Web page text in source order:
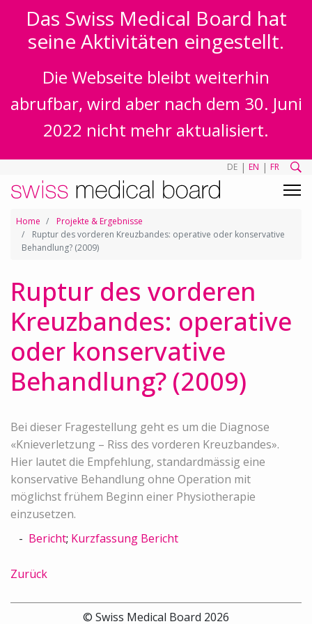
Das Swiss Medical Board hat
seine Aktivitäten eingestellt.
Die Webseite bleibt weiterhin
abrufbar, wird aber nach dem 30. Juni
2022 nicht mehr aktualisiert.
DE | EN | FR
Home
Projekte & Ergebnisse
Ruptur des vorderen Kreuzbandes: operative oder konservative
Behandlung? (2009)
Ruptur des vorderen
Kreuzbandes: operative
oder konservative
Behandlung? (2009)
Bei dieser Fragestellung geht es um die Diagnose
«Knieverletzung – Riss des vorderen Kreuzbandes».
Hier lautet die Empfehlung, standardmässig eine
konservative Behandlung ohne Operation mit
möglichst frühem Beginn einer Physiotherapie
einzusetzen.
Bericht; Kurzfassung Bericht
Zurück
© Swiss Medical Board 2026